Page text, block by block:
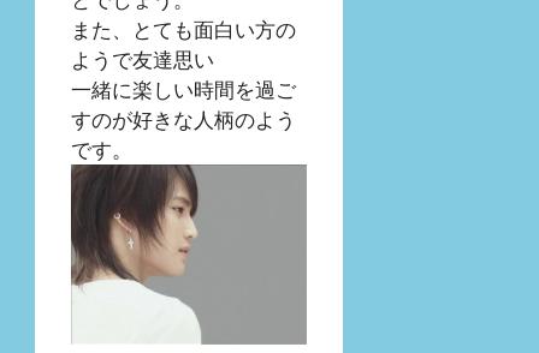
また、とても面白い方の
ようで友達思い
一緒に楽しい時間を過ご
すのが好きな人柄のよう
です。